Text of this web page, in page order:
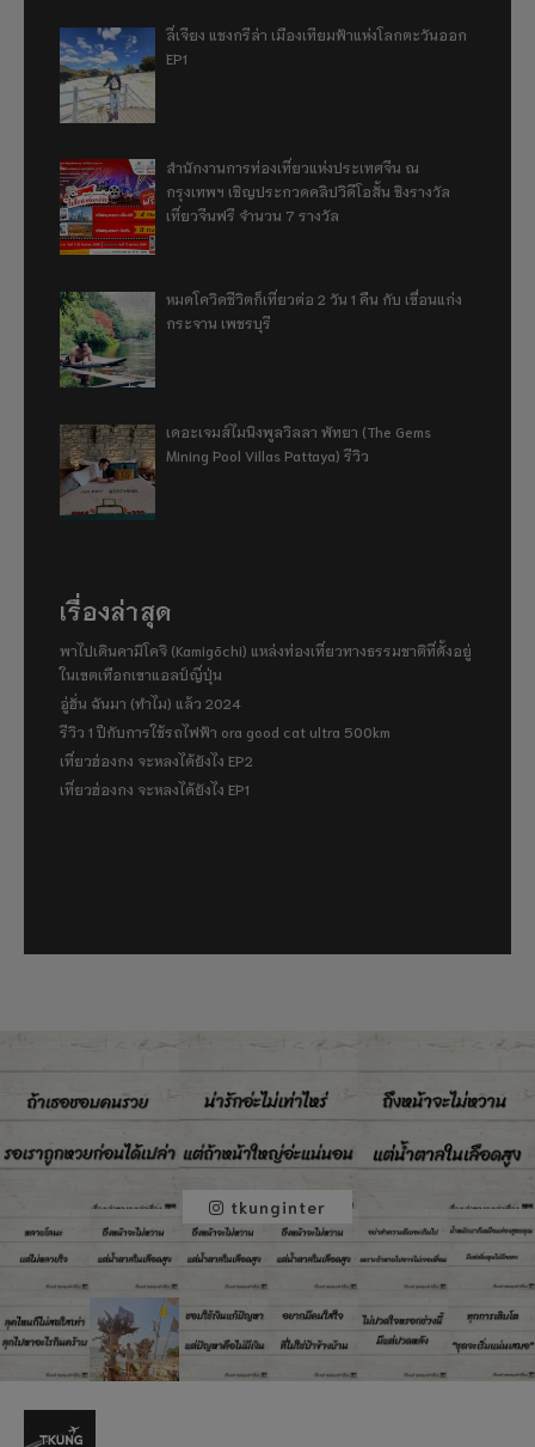
ลี่เจียง แชงกรีล่า เมืองเทียมฟ้าแห่งโลกตะวันออก
EP1
สำนักงานการท่องเที่ยวแห่งประเทศจีน ณ
กรุงเทพฯ เชิญประกวดคลิปวิดีโอสั้น ชิงรางวัล
เที่ยวจีนฟรี จำนวน 7 รางวัล
หมดโควิดชีวิตก็เที่ยวต่อ 2 วัน 1 คืน กับ เขื่อนแก่ง
กระจาน เพชรบุรี
เดอะเจมส์ไมนิงพูลวิลลา พัทยา (The Gems
Mining Pool Villas Pattaya) รีวิว
เรื่องล่าสุด
พาไปเดินคามิโคจิ (Kamigōchi) แหล่งท่องเที่ยวทางธรรมชาติที่ตั้งอยู่
ในเขตเทือกเขาแอลป์ญี่ปุ่น
อู่ฮั่น ฉันมา (ทำไม) แล้ว 2024
รีวิว 1 ปีกับการใช้รถไฟฟ้า ora good cat ultra 500km
เที่ยวฮ่องกง จะหลงได้ยังไง EP2
เที่ยวฮ่องกง จะหลงได้ยังไง EP1
tkunginter